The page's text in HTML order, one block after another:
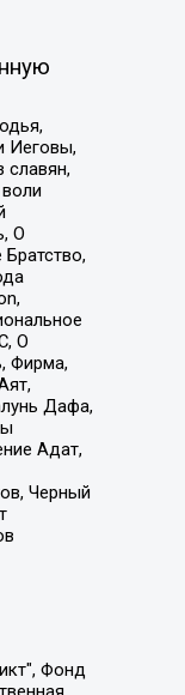
Иеговы,
О
О
Фирма,
Дафа,
Адат,
Черный
против пыток, Общество с ограниченной ответственностью "Первый научный", Общество с ограниченной ответственностью "Вертолет и ко", Белоцерковская Вероника Борисовна, Кац Максим Евгеньевич, Лазарева Татьяна Юрьевна, Шаведдинов Руслан Табризович, Яшин Илья Валерьевич, Общество с ограниченной ответственностью "Иноагент ААВ", Алешковский Дмитрий Петрович, Альбац Евгения Марковна, Быков Дмитрий Львович, Галямина Юлия Евгеньевна, Лойко Сергей Леонидович, Мартынов Кирилл Константинович, Медведев Сергей Александрович, Крашенинников Федор Геннадиевич, Гордеева Катерина Вл